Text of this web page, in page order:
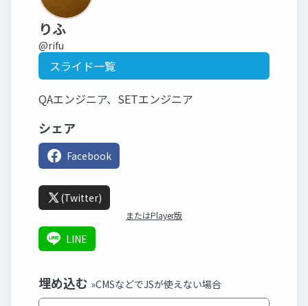
りふ
@rifu
スライド一覧
QAエンジニア、SETエンジニア
シェア
Facebook
(Twitter)
またはPlayer版
LINE
埋め込む »CMSなどでJSが使えない場合